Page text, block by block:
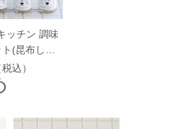
ッチン 調味
(昆布しょ
ろ甘酢/ごま
だし/コンソ
ープ)
込）